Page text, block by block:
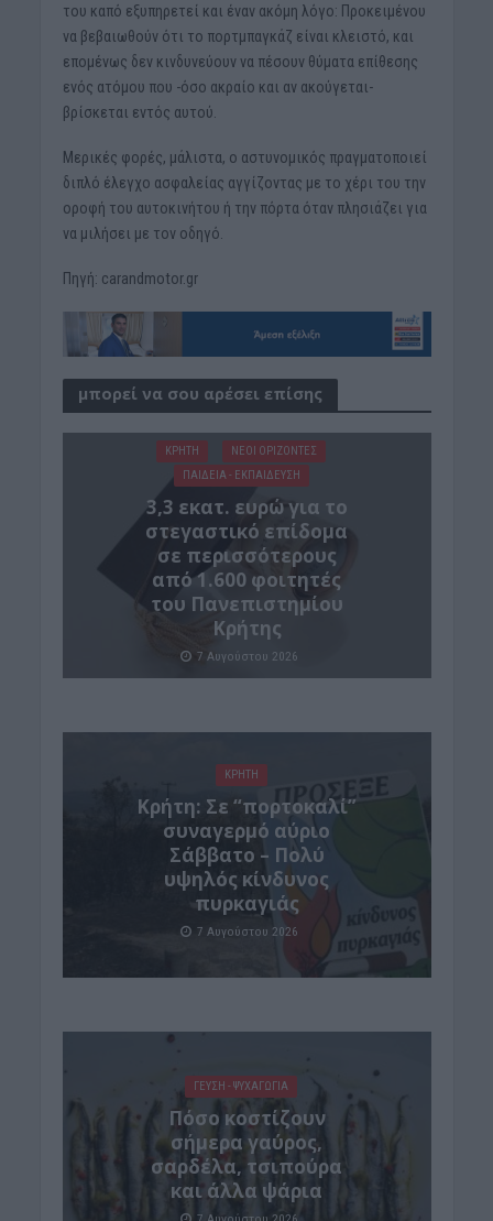
του καπό εξυπηρετεί και έναν ακόμη λόγο: Προκειμένου
να βεβαιωθούν ότι το πορτμπαγκάζ είναι κλειστό, και
επομένως δεν κινδυνεύουν να πέσουν θύματα επίθεσης
ενός ατόμου που -όσο ακραίο και αν ακούγεται-
βρίσκεται εντός αυτού.
Μερικές φορές, μάλιστα, ο αστυνομικός πραγματοποιεί
διπλό έλεγχο ασφαλείας αγγίζοντας με το χέρι του την
οροφή του αυτοκινήτου ή την πόρτα όταν πλησιάζει για
να μιλήσει με τον οδηγό.
Πηγή: carandmotor.gr
μπορεί να σου αρέσει επίσης
ΚΡΗΤΗ
ΝΕΟΙ ΟΡΙΖΟΝΤΕΣ
ΠΑΙΔΕΙΑ - ΕΚΠΑΙΔΕΥΣΗ
3,3 εκατ. ευρώ για το
στεγαστικό επίδομα
σε περισσότερους
από 1.600 φοιτητές
του Πανεπιστημίου
Κρήτης
7 Αυγούστου 2026
ΚΡΗΤΗ
Κρήτη: Σε “πορτοκαλί”
συναγερμό αύριο
Σάββατο – Πολύ
υψηλός κίνδυνος
πυρκαγιάς
7 Αυγούστου 2026
ΓΕΎΣΗ - ΨΥΧΑΓΩΓΊΑ
Πόσο κοστίζουν
σήμερα γαύρος,
σαρδέλα, τσιπούρα
και άλλα ψάρια